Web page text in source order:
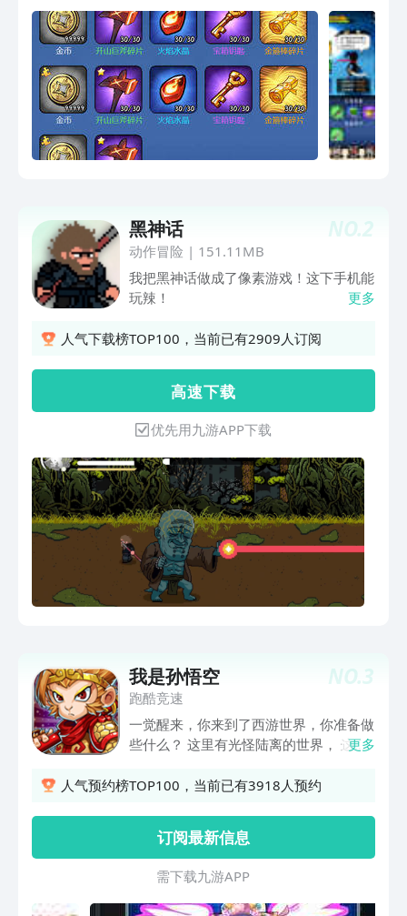
NO.2
黑神话
动作冒险 | 151.11MB
我把黑神话做成了像素游戏！这下手机能
玩辣！
更多
人气下载榜TOP100，当前已有2909人订阅
高 速 下 载
优先用九游APP下载
NO.3
我是孙悟空
跑酷竞速
一觉醒来，你来到了西游世界，你准备做
些什么？ 这里有光怪陆离的世界， 这里
手，首款穿越类挂机游戏， 带你进入不
更多
人气预约榜TOP100，当前已有3918人预约
订阅最新信息
需 下 载 九 游 A P P